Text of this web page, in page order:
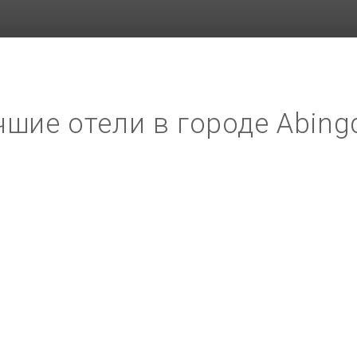
отели в городе